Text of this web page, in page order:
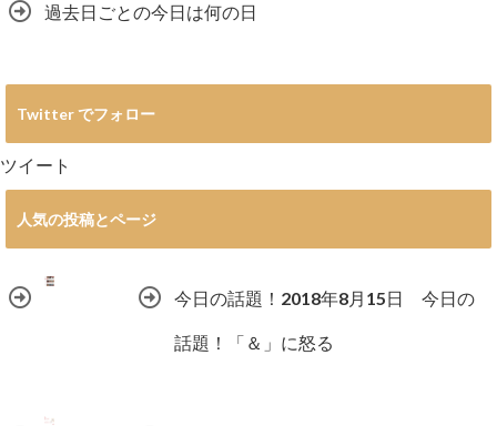
過去日ごとの今日は何の日
Twitter でフォロー
ツイート
人気の投稿とページ
今日の話題！2018年8月15日 今日の
話題！「＆」に怒る